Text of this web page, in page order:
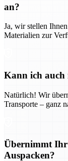
an?
Ja, wir stellen
Materialien zur
Kann ich auch
Natürlich! Wir
Transporte – ganz
Übernimmt Ihr
Auspacken?